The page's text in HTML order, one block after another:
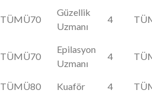
TÜMÜ70
Güzellik
Uzmanı
4
TÜMÜ70
Epilasyon
Uzmanı
4
TÜMÜ80 Kuaför 4